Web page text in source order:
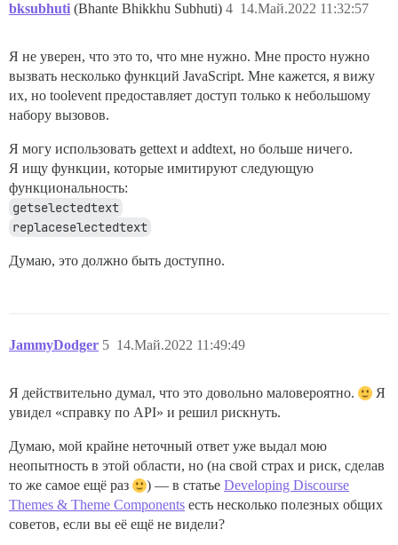
bksubhuti (Bhante Bhikkhu Subhuti) 14.Май.2022 11:32:57
4
Я не уверен, что это то, что мне нужно. Мне просто нужно
вызвать несколько функций JavaScript. Мне кажется, я вижу
их, но toolevent предоставляет доступ только к небольшому
набору вызовов.
Я могу использовать gettext и addtext, но больше ничего.
Я ищу функции, которые имитируют следующую
функциональность:
getselectedtext
replaceselectedtext
Думаю, это должно быть доступно.
JammyDodger 14.Май.2022 11:49:49
5
Я действительно думал, что это довольно маловероятно.
Я
увидел «справку по API» и решил рискнуть.
Думаю, мой крайне неточный ответ уже выдал мою
неопытность в этой области, но (на свой страх и риск, сделав
то же самое ещё раз
) — в статье Developing Discourse
Themes & Theme Components есть несколько полезных общих
советов, если вы её ещё не видели?